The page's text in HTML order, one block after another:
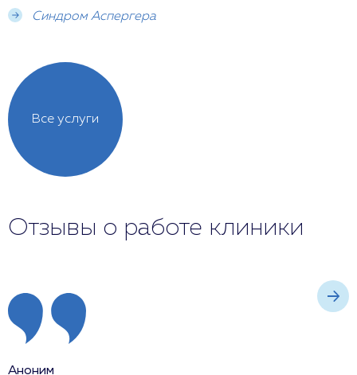
Синдром Аспергера
Все услуги
Отзывы о работе клиники
Аноним